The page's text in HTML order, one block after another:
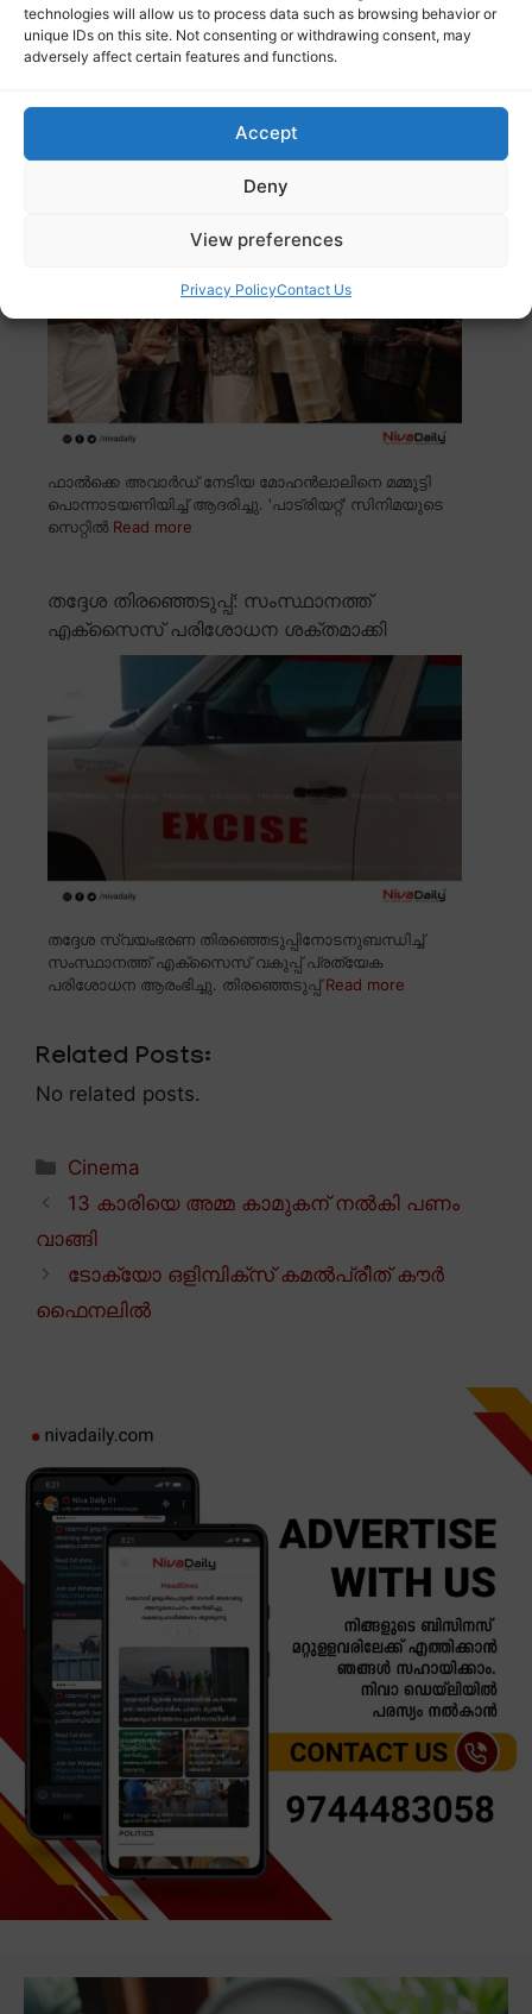
technologies will allow us to process data such as browsing behavior or
unique IDs on this site. Not consenting or withdrawing consent, may
adversely affect certain features and functions.
Accept
Deny
View preferences
Privacy PolicyContact Us
കடித்து കൊന്നു. ആയിപാടി എസ്റ്റേറ്റിലെ തോട്ടംRead
more
മോഹൻലാലിനെ പൊന്നാടയണിയിച്ച് മമ്മൂട്ടി;
‘പാട്രിയറ്റി’ന്റെ ലൊക്കേഷനിൽ
ഫാൽക്കെ അവാർഡ് നേടിയ മോഹൻലാലിനെ മമ്മൂട്ടി
പൊന്നാടയണിയിച്ച് ആദരിച്ചു. 'പാട്രിയറ്റ്' സിനിമയുടെ
സെറ്റിൽ Read more
തദ്ദേശ തിരഞ്ഞെടുപ്പ്: സംസ്ഥാനത്ത്
എക്സൈസ് പരിശോധന ശക്തമാക്കി
തദ്ദേശ സ്വയംഭരണ തിരഞ്ഞെടുപ്പിനോടനുബന്ധിച്ച്
സംസ്ഥാനത്ത് എക്സൈസ് വകുപ്പ് പ്രത്യേക
പരിശോധന ആരംഭിച്ചു. തിരഞ്ഞെടുപ്പ്Read more
Related Posts:
No related posts.
Categories
Cinema
13 കാരിയെ അമ്മ കാമുകന് നൽകി പണം
വാങ്ങി
ടോക്യോ ഒളിമ്പിക്സ് കമൽപ്രീത് കൗർ
ഫൈനലിൽ